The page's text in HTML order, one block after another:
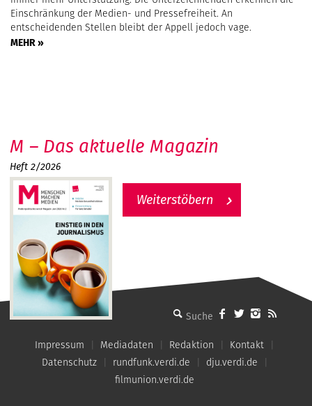
Einschränkung der Medien- und Pressefreiheit. An
entscheidenden Stellen bleibt der Appell jedoch vage.
MEHR »
MMM - Menschen machen Medien
M – Das aktuelle Magazin
Heft 2/2026
Weiterstöbern
Impressum Mediadaten Redaktion
Kontakt
Datenschutz
rundfunk.verdi.de
dju.verdi.de
filmunion.verdi.de